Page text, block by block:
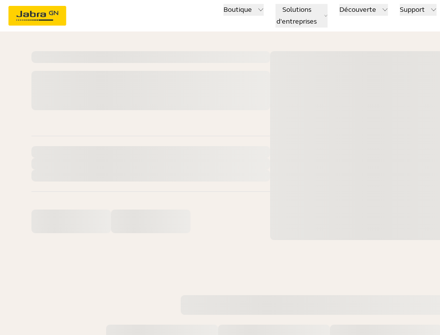
Boutique
Solutions
d'entreprises
Découverte Support